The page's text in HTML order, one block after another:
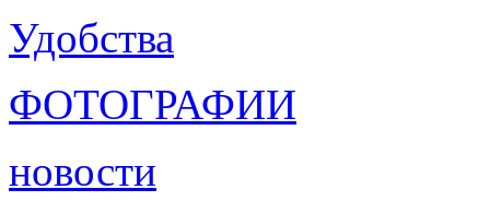
Удобства
ФОТОГРАФИИ
новости